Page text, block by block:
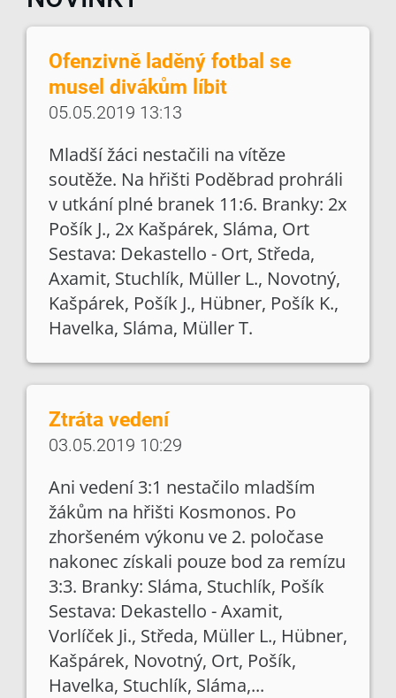
Ofenzivně laděný fotbal se
musel divákům líbit
05.05.2019 13:13
Mladší žáci nestačili na vítěze
soutěže. Na hřišti Poděbrad prohráli
v utkání plné branek 11:6. Branky: 2x
Pošík J., 2x Kašpárek, Sláma, Ort
Sestava: Dekastello - Ort, Středa,
Axamit, Stuchlík, Müller L., Novotný,
Kašpárek, Pošík J., Hübner, Pošík K.,
Havelka, Sláma, Müller T.
Ztráta vedení
03.05.2019 10:29
Ani vedení 3:1 nestačilo mladším
žákům na hřišti Kosmonos. Po
zhoršeném výkonu ve 2. poločase
nakonec získali pouze bod za remízu
3:3. Branky: Sláma, Stuchlík, Pošík
Sestava: Dekastello - Axamit,
Vorlíček Ji., Středa, Müller L., Hübner,
Kašpárek, Novotný, Ort, Pošík,
Havelka, Stuchlík, Sláma,...